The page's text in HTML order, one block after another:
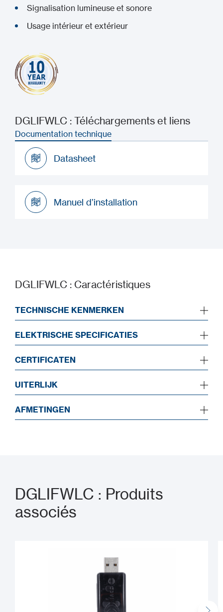
Signalisation lumineuse et sonore
Usage intérieur et extérieur
DGLIFWLC : Téléchargements et liens
Documentation technique
Datasheet
Manuel d’installation
DGLIFWLC : Caractéristiques
TECHNISCHE KENMERKEN
ELEKTRISCHE SPECIFICATIES
CERTIFICATEN
UITERLIJK
AFMETINGEN
DGLIFWLC : Produits
associés